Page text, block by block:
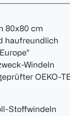
80x80 cm
haufreundlich
Windeln
OEKO-
Stoffwindeln